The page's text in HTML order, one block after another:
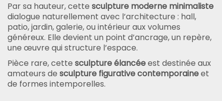
Par sa hauteur, cette sculpture moderne minimaliste
dialogue naturellement avec l’architecture : hall,
patio, jardin, galerie, ou intérieur aux volumes
généreux. Elle devient un point d’ancrage, un repère,
une œuvre qui structure l’espace.
Pièce rare, cette sculpture élancéeest destinée aux
amateurs de sculpture figurative contemporaineet
de formes intemporelles.